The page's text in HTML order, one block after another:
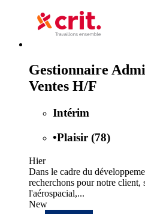
Gestionnaire
Ventes H/F
Intérim
•Plaisir (78)
Hier
Dans le cadre du
recherchons pour notre client,
l'aérospacial,...
New